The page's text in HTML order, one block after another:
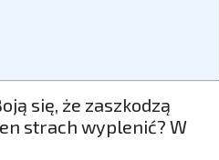
się, że zaszkodzą
strach wyplenić? W